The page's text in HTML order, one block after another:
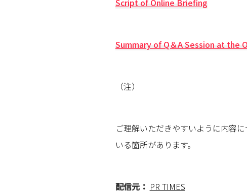
Summary of Q＆A Session at the
（注）
ご理解いただきやすいように内容
いる箇所があります。
配信元： PR TIMES